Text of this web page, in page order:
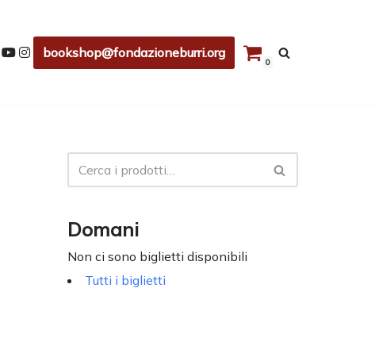
bookshop@fondazioneburri.org
0
Domani
Non ci sono biglietti disponibili
Tutti i biglietti